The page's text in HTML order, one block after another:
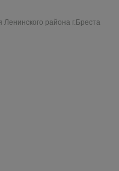
района г.Бреста